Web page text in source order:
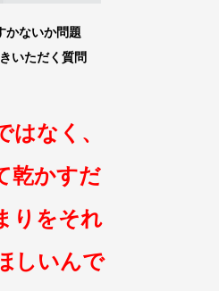
かないか問題
いただく質問
はなく、
乾かすだ
りをそれ
しいんで